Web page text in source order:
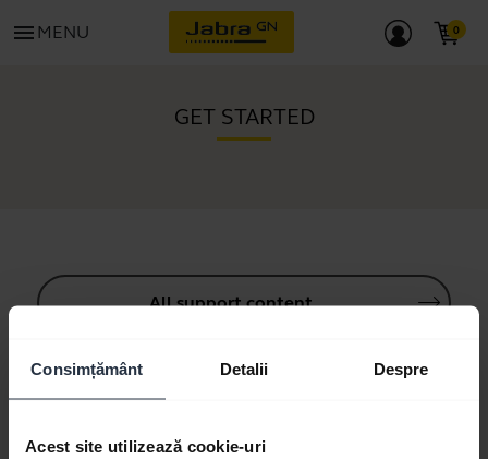
Consimțământ Detalii Despre
Acest site utilizează cookie-uri
menu MENU
GET STARTED
All support content
Resources to get started